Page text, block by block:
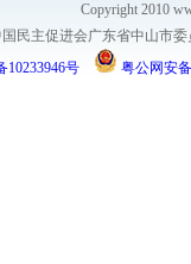
Copyright 2010
国民主促进会广东省中山市
10233946号
粤公网安